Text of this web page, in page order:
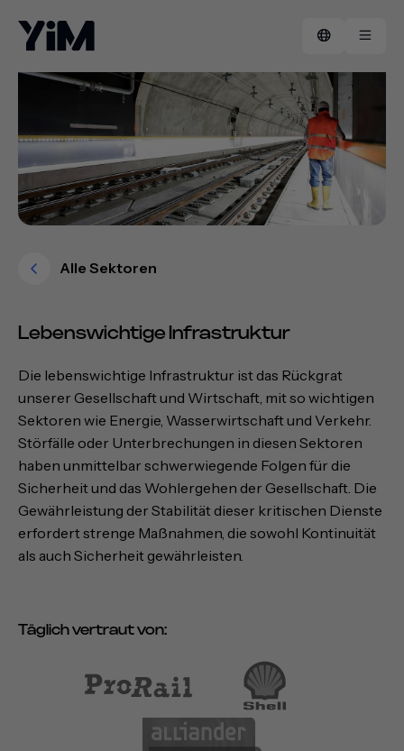
Manifest
Erfolgsgeschichten
FAQ
Kontakt
Alle Sektoren
Lebenswichtige Infrastruktur
Die lebenswichtige Infrastruktur ist das Rückgrat
unserer Gesellschaft und Wirtschaft, mit so wichtigen
Sektoren wie Energie, Wasserwirtschaft und Verkehr.
Störfälle oder Unterbrechungen in diesen Sektoren
haben unmittelbar schwerwiegende Folgen für die
Sicherheit und das Wohlergehen der Gesellschaft. Die
Gewährleistung der Stabilität dieser kritischen Dienste
erfordert strenge Maßnahmen, die sowohl Kontinuität
als auch Sicherheit gewährleisten.
Täglich vertraut von: